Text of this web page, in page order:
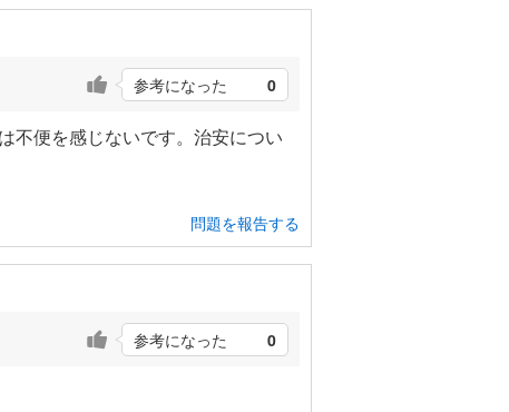
参考になった 0
不便を感じないです。治安につい
問題を報告する
参考になった 0